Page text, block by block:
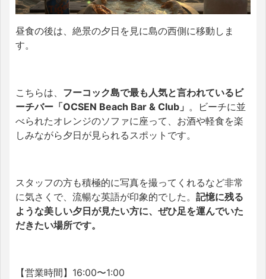
昼食の後は、絶景の夕日を見に島の西側に移動しま
す。
こちらは、 フーコック島で最も人気と言われているビ
ーチバー「OCSEN Beach Bar & Club」 。ビーチに並
べられたオレンジのソファに座って、お酒や軽食を楽
しみながら夕日が見られるスポットです。
スタッフの方も積極的に写真を撮ってくれるなど非常
に気さくで、流暢な英語が印象的でした。 記憶に残る
ような美しい夕日が見たい方に、ぜひ足を運んでいた
だきたい場所です。
【営業時間】16:00〜1:00